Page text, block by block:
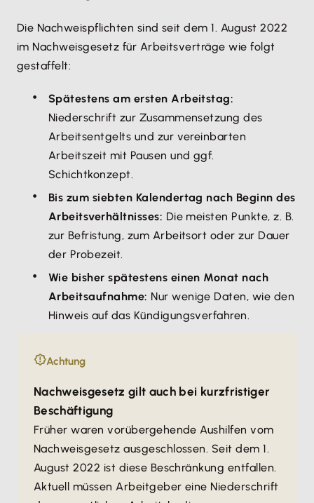
Die Nachweispflichten sind seit dem 1. August 2022
im Nachweisgesetz für Arbeitsverträge wie folgt
gestaffelt:
Spätestens am ersten Arbeitstag:
Niederschrift zur Zusammensetzung des
Arbeitsentgelts und zur vereinbarten
Arbeitszeit mit Pausen und ggf.
Schichtkonzept.
Bis zum siebten Kalendertag nach Beginn des
Arbeitsverhältnisses: Die meisten Punkte, z. B.
zur Befristung, zum Arbeitsort oder zur Dauer
der Probezeit.
Wie bisher spätestens einen Monat nach
Arbeitsaufnahme: Nur wenige Daten, wie den
Hinweis auf das Kündigungsverfahren.
Achtung
Nachweisgesetz gilt auch bei kurzfristiger
Beschäftigung
Früher waren vorübergehende Aushilfen vom
Nachweisgesetz ausgeschlossen. Seit dem 1.
August 2022 ist diese Beschränkung entfallen.
Aktuell müssen Arbeitgeber eine Niederschrift